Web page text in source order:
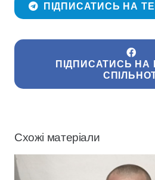
ПІДПИСАТИСЬ НА
ПІДПИСАТИСЬ НА
Схожі матеріали